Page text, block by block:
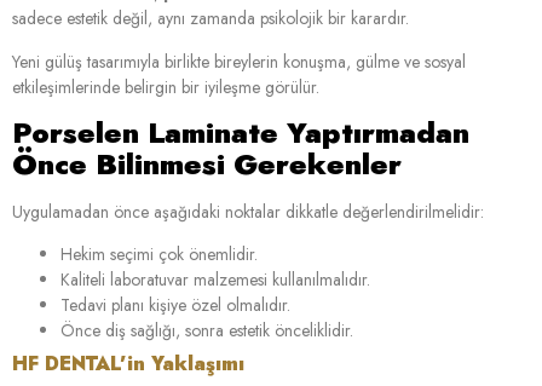
sadece estetik değil, aynı zamanda psikolojik bir karardır.
Yeni gülüş tasarımıyla birlikte bireylerin konuşma, gülme ve sosyal
etkileşimlerinde belirgin bir iyileşme görülür.
Porselen Laminate Yaptırmadan
Önce Bilinmesi Gerekenler
Uygulamadan önce aşağıdaki noktalar dikkatle değerlendirilmelidir:
Hekim seçimi çok önemlidir.
Kaliteli laboratuvar malzemesi kullanılmalıdır.
Tedavi planı kişiye özel olmalıdır.
Önce diş sağlığı, sonra estetik önceliklidir.
HF DENTAL’in Yaklaşımı